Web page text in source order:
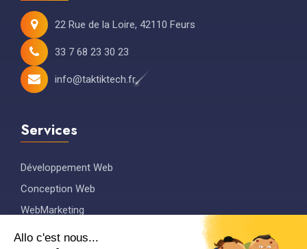
Services
Développement Web
Conception Web
WebMarketing
Graphisme
22 Rue de la Loire, 42110 Feurs
33 7 68 23 30 23
info@taktiktech.fr